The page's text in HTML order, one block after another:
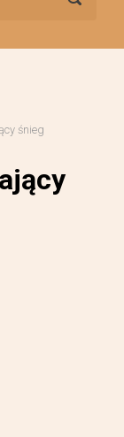
śnieg